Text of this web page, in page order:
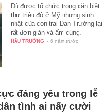
Dù được tổ chức trong căn biệt
thự triệu đô ở Mỹ nhưng sinh
nhật của con trai Đan Trường lại
rất đơn giản và ấm cúng.
HẬU TRƯỜNG - 6 năm trước
đáng yêu trong lễ
tình ai nấy cười